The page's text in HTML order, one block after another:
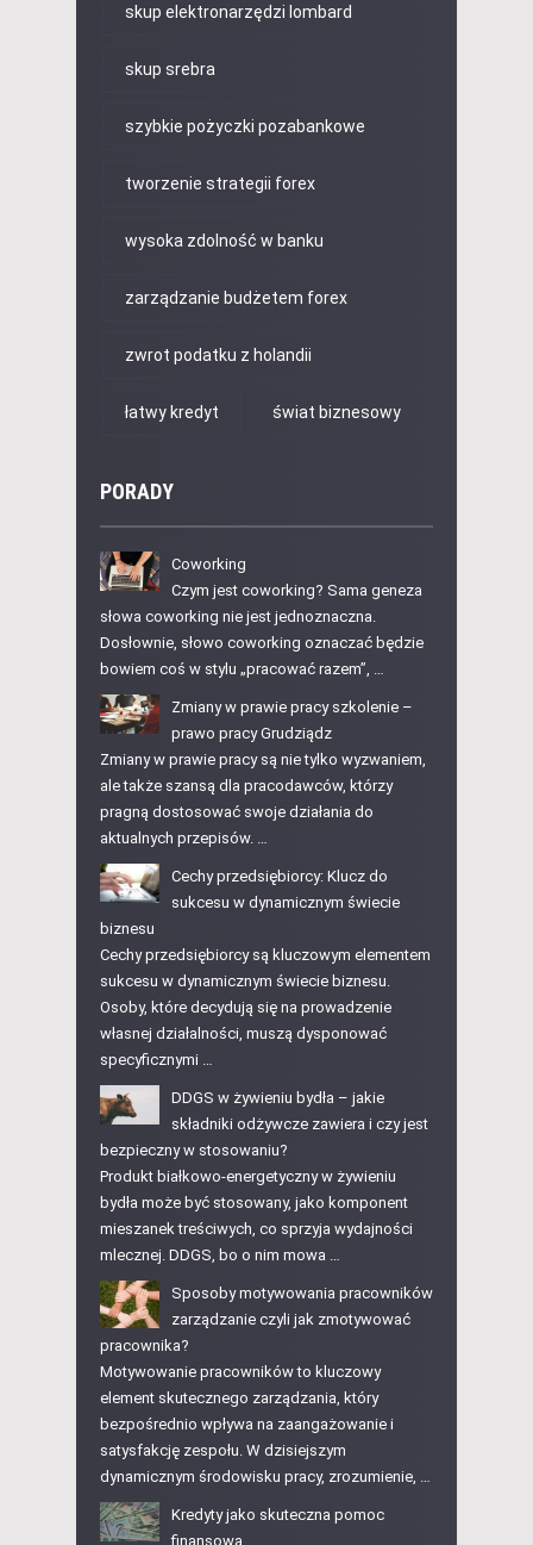
skup elektronarzędzi lombard
skup srebra
szybkie pożyczki pozabankowe
tworzenie strategii forex
wysoka zdolność w banku
zarządzanie budżetem forex
zwrot podatku z holandii
łatwy kredyt świat biznesowy
PORADY
Coworking
Czym jest coworking? Sama geneza
słowa coworking nie jest jednoznaczna.
Dosłownie, słowo coworking oznaczać będzie
bowiem coś w stylu „pracować razem”, …
Zmiany w prawie pracy szkolenie –
prawo pracy Grudziądz
Zmiany w prawie pracy są nie tylko wyzwaniem,
ale także szansą dla pracodawców, którzy
pragną dostosować swoje działania do
aktualnych przepisów. …
Cechy przedsiębiorcy: Klucz do
sukcesu w dynamicznym świecie
biznesu
Cechy przedsiębiorcy są kluczowym elementem
sukcesu w dynamicznym świecie biznesu.
Osoby, które decydują się na prowadzenie
własnej działalności, muszą dysponować
specyficznymi …
DDGS w żywieniu bydła – jakie
składniki odżywcze zawiera i czy jest
bezpieczny w stosowaniu?
Produkt białkowo-energetyczny w żywieniu
bydła może być stosowany, jako komponent
mieszanek treściwych, co sprzyja wydajności
mlecznej. DDGS, bo o nim mowa …
Sposoby motywowania pracowników
zarządzanie czyli jak zmotywować
pracownika?
Motywowanie pracowników to kluczowy
element skutecznego zarządzania, który
bezpośrednio wpływa na zaangażowanie i
satysfakcję zespołu. W dzisiejszym
dynamicznym środowisku pracy, zrozumienie, …
Kredyty jako skuteczna pomoc
finansowa.